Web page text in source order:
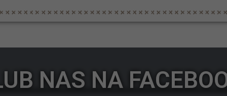
NAS NA